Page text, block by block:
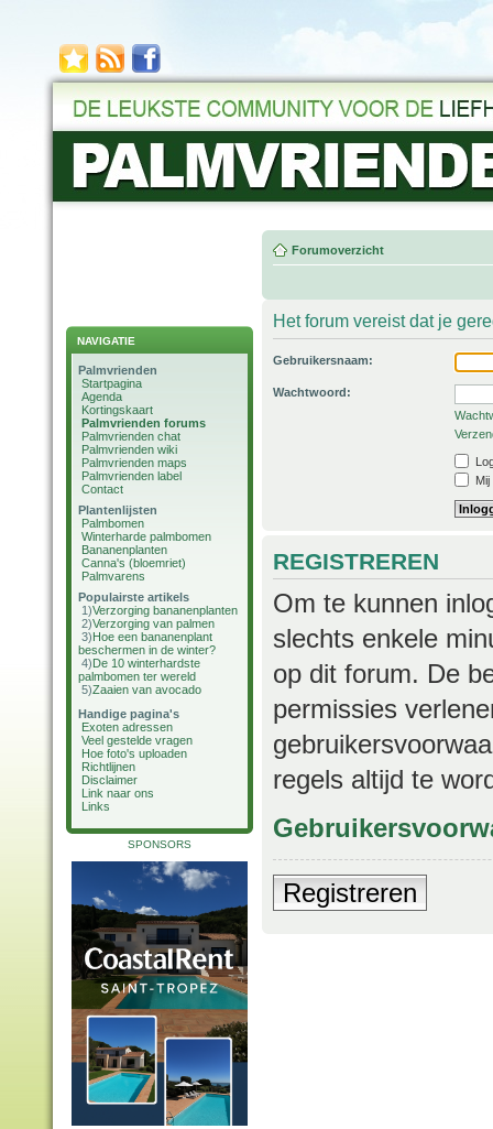
NAVIGATIE
Palmvrienden
Startpagina
Agenda
Kortingskaart
Palmvrienden forums
Palmvrienden chat
Palmvrienden wiki
Palmvrienden maps
Palmvrienden label
Contact
Plantenlijsten
Palmbomen
Winterharde palmbomen
Bananenplanten
Canna's (bloemriet)
Palmvarens
Populairste artikels
1)Verzorging bananenplanten
2)Verzorging van palmen
3)Hoe een bananenplant
beschermen in de winter?
4)De 10 winterhardste
palmbomen ter wereld
5)Zaaien van avocado
Handige pagina's
Exoten adressen
Veel gestelde vragen
Hoe foto's uploaden
Richtlijnen
Disclaimer
Link naar ons
Links
SPONSORS
Forumoverzicht
Het forum vereist dat je
Gebruikersnaam:
Wachtwoord:
REGISTREREN
Om te kunnen
slechts enkele
op dit forum. De
permissies
regels altijd te
Registreren